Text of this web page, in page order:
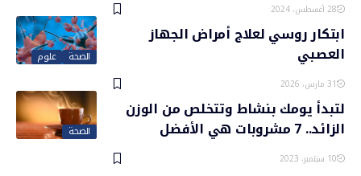
28 أغسطس، 2024
الصحة علوم
ابتكار روسي لعلاج أمراض الجهاز
العصبي
31 مارس، 2026
الصحة
لتبدأ يومك بنشاط وتتخلص من الوزن
الزائد.. 7 مشروبات هي الأفضل
10 سبتمبر، 2023